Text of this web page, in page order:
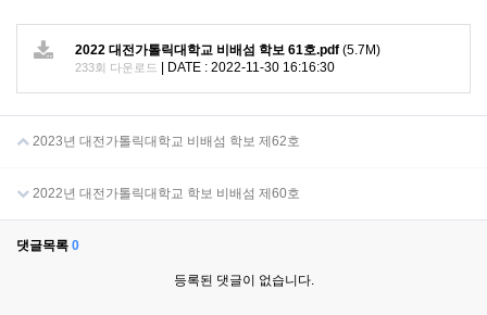
2022 대전가톨릭대학교 비배섬 학보 61호.pdf (5.7M)
233회 다운로드 DATE : 2022-11-30 16:16:30
2023년 대전가톨릭대학교 비배섬 학보 제62호
2022년 대전가톨릭대학교 학보 비배섬 제60호
댓글목록 0
등록된 댓글이 없습니다.